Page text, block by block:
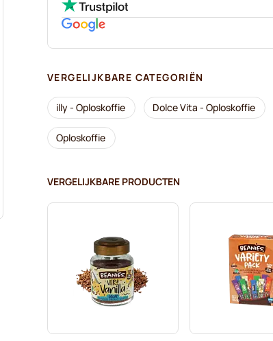
VERGELIJKBARE CATEGORIËN
illy - Oploskoffie Dolce Vita - Oploskoffie
Oploskoffie
VERGELIJKBARE PRODUCTEN